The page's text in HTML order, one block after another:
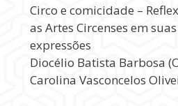
Circo e comicidade –
as Artes Circenses em
expressões
Diocélio Batista Barbosa
Carolina Vasconcelos